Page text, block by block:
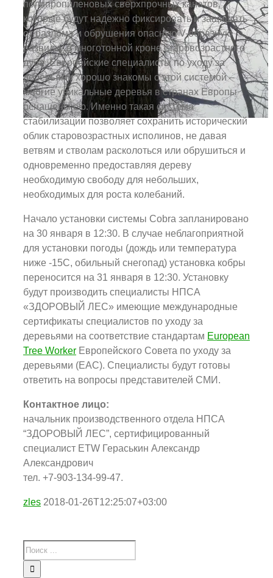
полипропиленовых сверхпрочных канатов,
которые будут надежно фиксировать и защищать
от разлома и обрушения опасную V-образную
развилку в многотонной кроне старовозрастного
дуба. Европейские специалисты по уходу за
деревьями хорошо знакомы с этой системой –
многие уникальные деревья в странах Европы
оснащены ею. Именно такая система
стабилизации позволяет сохранить исторический
облик старовозрастных исполинов, не давая
ветвям и стволам расколоться или обрушиться и
одновременно предоставляя дереву
необходимую свободу для небольших,
необходимых для роста колебаний.
Начало установки системы Cobra запланировано
на 30 января в 12:30. В случае неблагоприятной
для установки погоды (дождь или температура
ниже -15С, обильный снегопад) установка кобры
переносится на 31 января в 12:30. Установку
будут производить специалисты НПСА
«ЗДОРОВЫЙ ЛЕС» имеющие международные
сертификаты специалистов по уходу за
деревьями на соответствие стандартам European
Tree Worker Европейского Совета по уходу за
деревьями (ЕАС). Специалисты будут готовы
ответить на вопросы представителей СМИ.
Контактное лицо:
начальник производственного отдела НПСА
“ЗДОРОВЫЙ ЛЕС”, сертифицированный
специалист ETW Гераськин Александр
Александрович
тел. +7-903-134-99-47.
zles 2018-01-26T12:25:07+03:00